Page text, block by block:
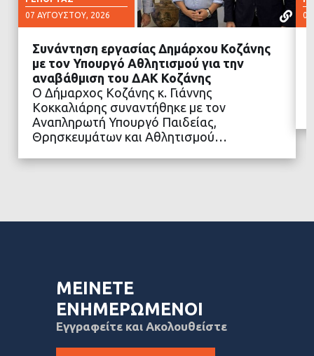
07 ΑΥΓΟΎΣΤΟΥ, 2026
ΔΙΑΒΑΣΤΕ ΠΕΡΙΣΣΟΤΕΡΑ
Συνάντηση εργασίας Δημάρχου Κοζάνης
με τον Υπουργό Αθλητισμού για την
αναβάθμιση του ΔΑΚ Κοζάνης
Ο Δήμαρχος Κοζάνης κ. Γιάννης
Κοκκαλιάρης συναντήθηκε με τον
Αναπληρωτή Υπουργό Παιδείας,
Θρησκευμάτων και Αθλητισμού…
ΜΕΙΝΕΤΕ
ΕΝΗΜΕΡΩΜΕΝΟΙ
Εγγραφείτε και Ακολουθείστε